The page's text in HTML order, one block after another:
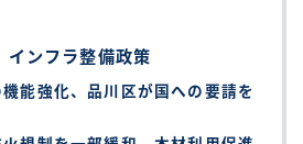
インフラ整備政策
能強化、品川区が国への要請を